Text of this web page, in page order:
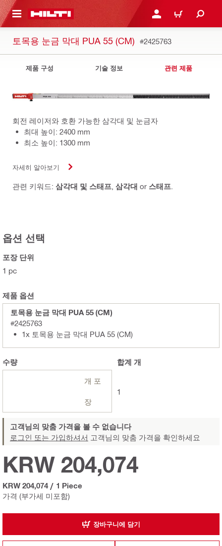
으로 건너뛰기 로그인 또는 회원가입
장바구니
토목용 눈금 막대 PUA 55 (CM) #2425763
제품 구성 기술 정보 관련 제품
회전 레이저와 호환 가능한 삼각대 및 눈금자
최대 높이: 2400 mm
최소 높이: 1300 mm
자세히 알아보기
관련 키워드: 삼각대 및 스태프 삼각대 or 스태프
옵션 선택
포장 단위
1 pc
제품 옵션
토목용 눈금 막대 PUA 55 (CM)
#2425763
1x 토목용 눈금 막대 PUA 55 (CM)
수량
개 포
장
합계 개
1
고객님의 맞춤 가격을 볼 수 없습니다
로그인 또는 가입하셔서 고객님의 맞춤 가격을 확인하세요
가격 (부가세 미포함)
KRW 204,074
KRW 204,074 / 1 Piece
장바구니에 담기